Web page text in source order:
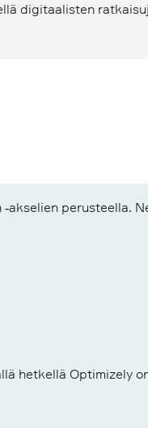
digitaalisten
hetkellä Optimizely